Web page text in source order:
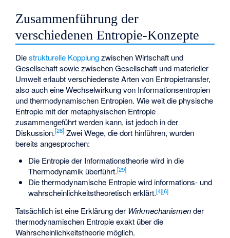
Zusammenführung der
verschiedenen Entropie-Konzepte
Diestrukturelle Kopplungzwischen Wirtschaft und
Gesellschaft sowie zwischen Gesellschaft und materieller
Umwelt erlaubt verschiedenste Arten von Entropietransfer,
also auch eine Wechselwirkung von Informationsentropien
und thermodynamischen Entropien. Wie weit die physische
Entropie mit der metaphysischen Entropie
zusammengeführt werden kann, ist jedoch in der
Diskussion.[28] Zwei Wege, die dort hinführen, wurden
bereits angesprochen:
Die Entropie der Informationstheorie wird in die
Thermodynamik überführt.[29]
Die thermodynamische Entropie wird informations- und
wahrscheinlichkeitstheoretisch erklärt.[4][6]
Tatsächlich ist eine Erklärung der Wirkmechanismender
thermodynamischen Entropie exakt über die
Wahrscheinlichkeitstheorie möglich.